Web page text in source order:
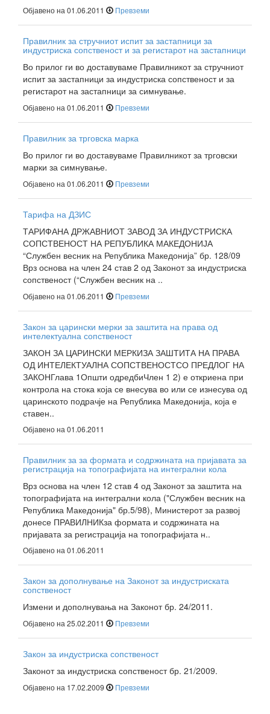
Објавено на 01.06.2011 Превземи
Правилник за стручниот испит за застапници за
индустриска сопственост и за регистарот на застапници
Во прилог ги во доставуваме Правилникот за стручниот
испит за застапници за индустриска сопственост и за
регистарот на застапници за симнување.
Објавено на 01.06.2011 Превземи
Правилник за трговска марка
Во прилог ги во доставуваме Правилникот за трговски
марки за симнување.
Објавено на 01.06.2011 Превземи
Тарифа на ДЗИС
ТАРИФАНА ДРЖАВНИОТ ЗАВОД ЗА ИНДУСТРИСКА
СОПСТВЕНОСТ НА РЕПУБЛИКА МАКЕДОНИЈА
“Службен весник на Република Македонија” бр. 128/09
Врз основа на член 24 став 2 од Законот за индустриска
сопственост (“Службен весник на ..
Објавено на 01.06.2011 Превземи
Закон за царински мерки за заштита на права од
интелектуална сопственост
ЗАКОН ЗА ЦАРИНСКИ МЕРКИЗА ЗАШТИТА НА ПРАВА
ОД ИНТЕЛЕКТУАЛНА СОПСТВЕНОСТСО ПРЕДЛОГ НА
ЗАКОНГлава 1Општи одредбиЧлен 1 2) е откриена при
контрола на стока која се внесува во или се изнесува од
царинското подрачје на Република Македонија, која е
ставен..
Објавено на 01.06.2011
Правилник за за формата и содржината на пријавата за
регистрација на топографијата на интегрални кола
Врз основа на член 12 став 4 од Законот за заштита на
топографијата на интегрални кола ("Службен весник на
Република Македонија" бр.5/98), Министерот за развој
донесе ПРАВИЛНИКза формата и содржината на
пријавата за регистрација на топографијата н..
Објавено на 01.06.2011
Закон за дополнување на Законот за индустриската
сопственост
Измени и дополнувања на Законот бр. 24/2011.
Објавено на 25.02.2011 Превземи
Закон за индустриска сопственост
Законот за индустриска сопственост бр. 21/2009.
Објавено на 17.02.2009 Превземи